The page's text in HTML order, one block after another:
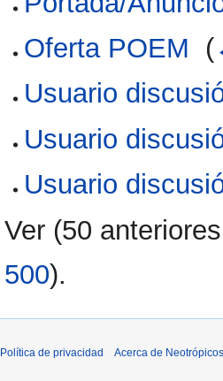
Oferta POEM
(
Usuario
Usuario
Usuario
Ver (50 anteriores
500).
Política de privacidad Acerca de Neotrópicos